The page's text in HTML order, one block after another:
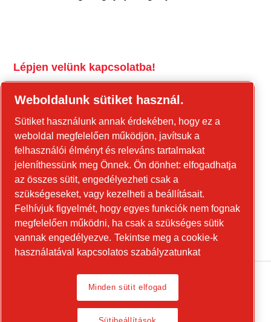
Lépjen velünk kapcsolatba!
Forduljon hozzánk az építőipari
berendezésekkel és a mobil energiaellátási
berendezésekkel kapcsolatban!
power-technique.cp.hu
Linkedin
YouTube
Legal Notice, Privacy Policy
Weboldalunk sütiket használ.
Sütiket használunk annak érdekében, hogy ez a
weboldal megfelelően működjön, javítsuk a
felhasználói élményt és releváns tartalmakat
jeleníthessünk meg Önnek. Ön dönhet: elfogadhatja
az összes sütit, engedélyezheti csak a
szükségeseket, vagy kezelheti a beállításait.
Felhívjuk figyelmét, hogy egyes funkciók nem fognak
megfelelően működni, ha csak a szükséges sütik
vannak engedélyezve. Tekintse meg a cookie-k
használatával kapcsolatos szabályzatunkat
Minden sütit elfogad